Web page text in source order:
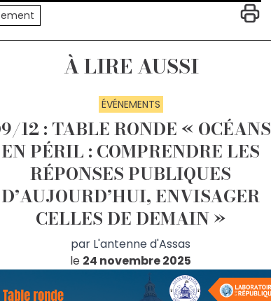
À LIRE AUSSI
ÉVÉNEMENTS
12 : TABLE RONDE « OCÉANS
EN PÉRIL : COMPRENDRE LES
RÉPONSES PUBLIQUES
D’AUJOURD’HUI, ENVISAGER
CELLES DE DEMAIN »
par L'antenne d'Assas
le 24 novembre 2025